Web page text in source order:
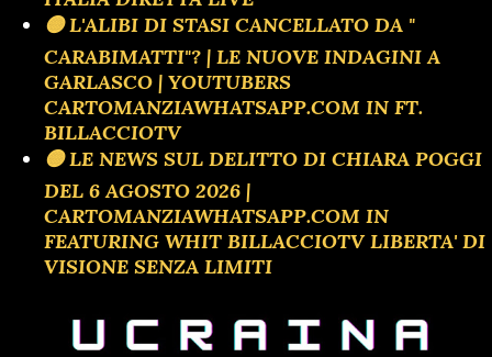
🟡 L'ALIBI DI STASI CANCELLATO DA "
CARABIMATTI"? | LE NUOVE INDAGINI A
GARLASCO | YOUTUBERS
CARTOMANZIAWHATSAPP.COM IN FT.
BILLACCIOTV
🟡 LE NEWS SUL DELITTO DI CHIARA POGGI
DEL 6 AGOSTO 2026 |
CARTOMANZIAWHATSAPP.COM IN
FEATURING WHIT BILLACCIOTV LIBERTA' DI
VISIONE SENZA LIMITI